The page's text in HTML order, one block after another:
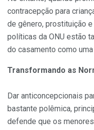
contracepção para
de gênero, prostituição
políticas da ONU estão
do casamento como
Transformando as
Dar anticoncepcionais
bastante polêmica,
defende que os